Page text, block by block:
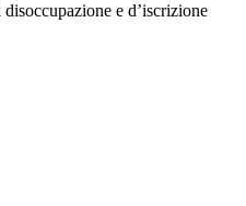
e d’iscrizione